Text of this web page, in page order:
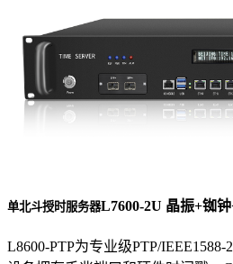
单北斗授时服务器L7600-2U 晶振+铷
L8600-PTP为专业级PTP/IEEE1588-